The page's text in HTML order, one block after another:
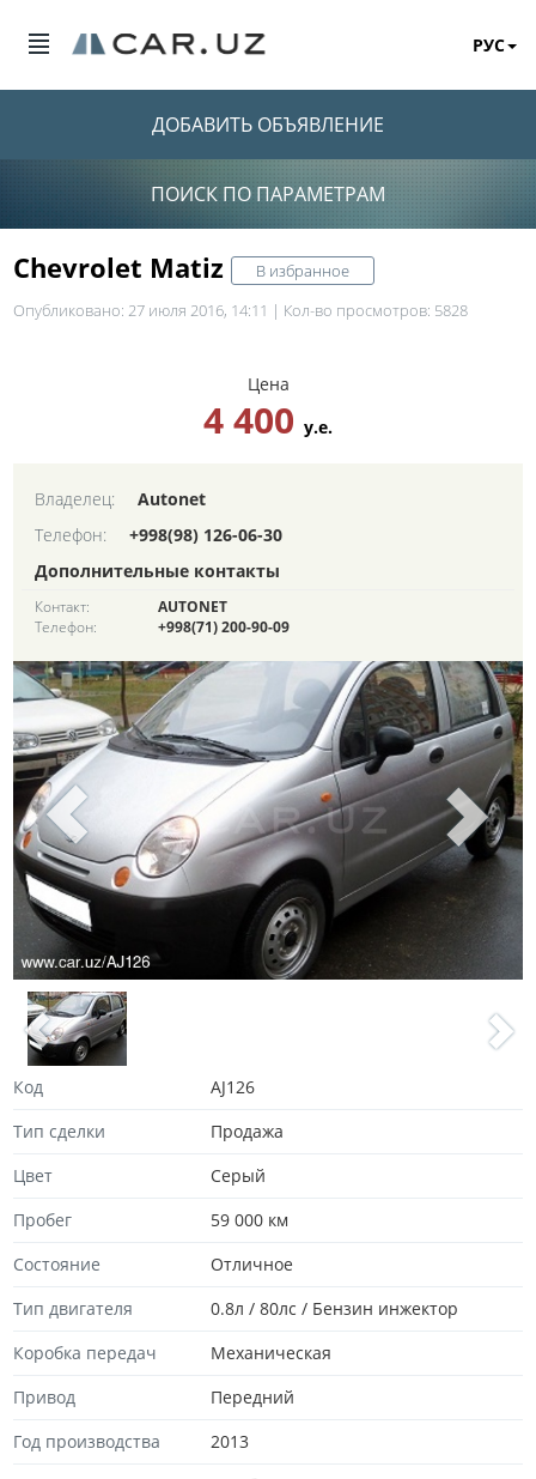
РУС
ДОБАВИТЬ ОБЪЯВЛЕНИЕ
ПОИСК ПО ПАРАМЕТРАМ
Chevrolet Matiz
В избранное
Опубликовано: 27 июля 2016, 14:11 | Кол-во просмотров: 5828
Цена
4 400 у.е.
Владелец:
Autonet
Телефон:
+998(98) 126-06-30
Дополнительные контакты
Контакт:
AUTONET
Телефон:
+998(71) 200-90-09
Код
AJ126
Тип сделки
Продажа
Цвет
Серый
Пробег
59 000 км
Состояние
Отличноe
Тип двигателя
0.8л / 80лс / Бензин инжектор
Коробка передач
Механическая
Привод
Передний
Год производства
2013